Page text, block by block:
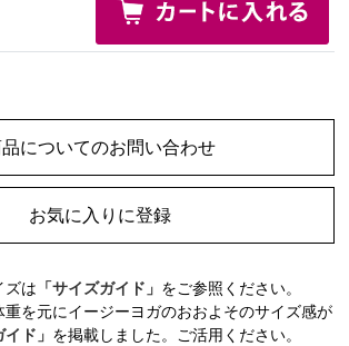
についてのお問い合わせ
お気に入りに登録
ズは 「サイズガイド」 をご参照ください。
を元にイージーヨガのおおよそのサイズ感が
ド」 を掲載しました。ご活用ください。